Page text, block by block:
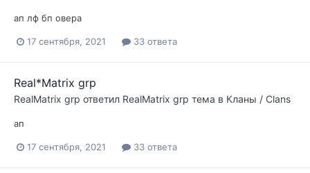
ап лф бп овера
17 сентября, 2021 33 ответа
Real*Matrix grp
RealMatrix grp ответил RealMatrix grp тема в Кланы / Clans
ап
17 сентября, 2021 33 ответа